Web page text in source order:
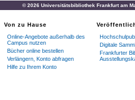
© 2026 Universitätsbibliothek Frankfurt am
Von zu Hause
Online-Angebote außerhalb des
Campus nutzen
Bücher online bestellen
Verlängern, Konto abfragen
Hilfe zu Ihrem Konto
Digitale
Frankfurter